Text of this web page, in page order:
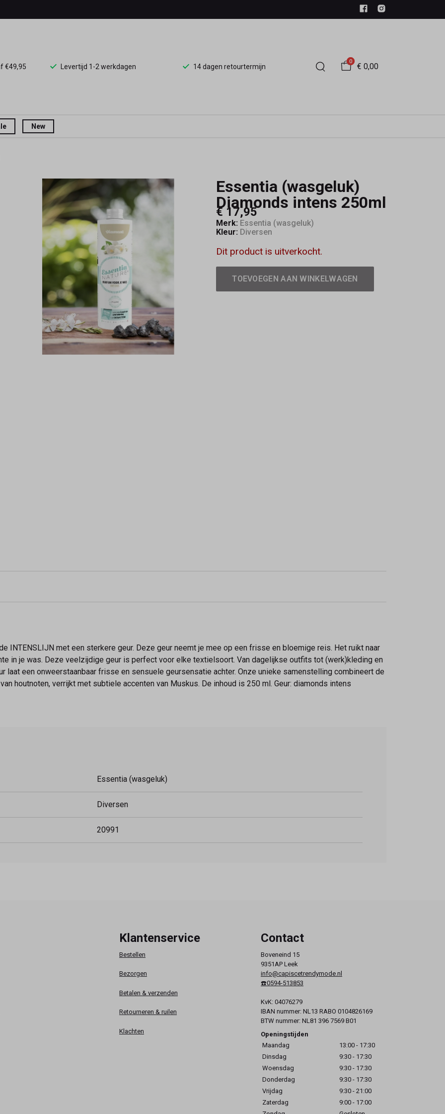
€49,95 Levertijd 1-2 werkdagen 14 dagen retourtermijn
0
€ 0,00
New
Essentia (wasgeluk)
Diamonds intens 250ml
€ 17,95
Merk: Essentia (wasgeluk)
Kleur: Diversen
Dit product is uitverkocht.
TOEVOEGEN AAN WINKELWAGEN
INTENSLIJN met een sterkere geur. Deze geur neemt je mee op een frisse en bloemige reis. Het ruikt naar
in je was. Deze veelzijdige geur is perfect voor elke textielsoort. Van dagelijkse outfits tot (werk)kleding en
laat een onweerstaanbaar frisse en sensuele geursensatie achter. Onze unieke samenstelling combineert de
houtnoten, verrijkt met subtiele accenten van Muskus. De inhoud is 250 ml. Geur: diamonds intens
Essentia (wasgeluk)
Diversen
20991
Klantenservice
Bestellen
Bezorgen
Betalen & verzenden
Retourneren & ruilen
Klachten
Contact
Boveneind 15
9351AP Leek
info@capiscetrendymode.nl
☎️0594-513853
KvK: 04076279
IBAN nummer: NL13 RABO 0104826169
BTW nummer: NL81 396 7569 B01
Openingstijden
Maandag
13:00 - 17:30
Dinsdag
9:30 - 17:30
Woensdag
9:30 - 17:30
Donderdag
9:30 - 17:30
Vrijdag
9:30 - 21:00
Zaterdag
9:00 - 17:00